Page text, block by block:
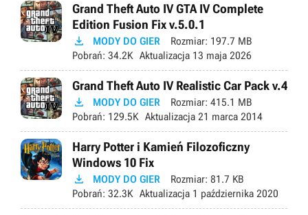
Grand Theft Auto IV GTA IV Complete
Edition Fusion Fix v.5.0.1
 MODY DO GIER Rozmiar: 197.7 MB
Pobrań: 34.2K Aktualizacja 13 maja 2026
Grand Theft Auto IV Realistic Car Pack v.4
 MODY DO GIER Rozmiar: 415.1 MB
Pobrań: 129.5K Aktualizacja 21 marca 2014
Harry Potter i Kamień Filozoficzny
Windows 10 Fix
 MODY DO GIER Rozmiar: 81.7 KB
Pobrań: 32.3K Aktualizacja 1 października 2020